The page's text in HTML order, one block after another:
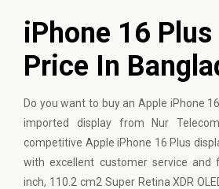
iPhone 16
Price In
Do you want to buy an Apple iPhone
imported display from Nur
competitive Apple iPhone 16 Plus
with excellent customer service and
inch, 110.2 cm2 Super Retina XDR